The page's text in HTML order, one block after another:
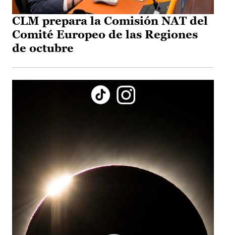
CLM prepara la Comisión NAT del
Comité Europeo de las Regiones
de octubre